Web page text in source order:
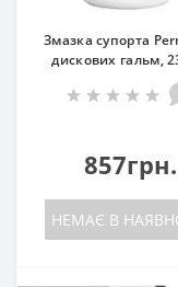
Змазка супорта
дискових гальм,
857грн.
НЕМАЄ В